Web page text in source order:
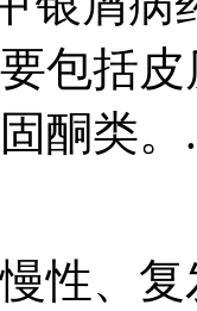
包括
酮类。
性、